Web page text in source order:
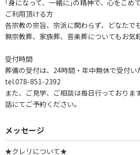
｢身になって、一緒に｣の精神で、心をこめ
ご利用頂ける方
各宗教の宗旨、宗派に関わらず、どなたで
無宗教葬、家族葬、音楽葬についてもお気
受付時間
葬儀の受付は、24時間・年中無休で受付
tel.078-851-2392
また、ご見学、ご相談は毎日行っておりま
話にてご予約ください。
メッセージ
★クレリについて★